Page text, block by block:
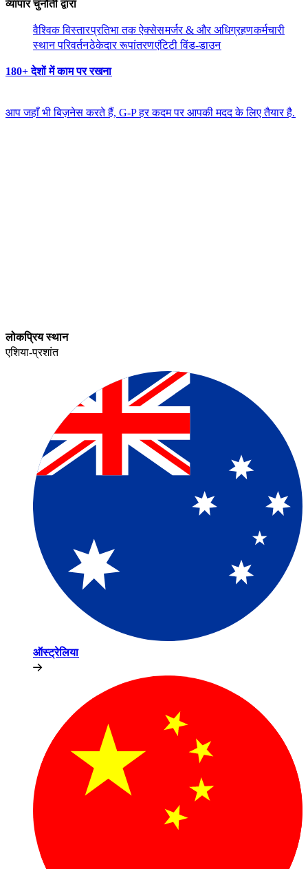
व्यापार चुनौती द्वारा​​
वैश्विक विस्तार​​प्रतिभा तक ऐक्सेस​​मर्जर & और अधिग्रहण​​कर्मचारी
स्थान परिवर्तन​​ठेकेदार रूपांतरण​​एंटिटी विंड-डाउन​​
180+ देशों में काम पर रखना​​
आप जहाँ भी बिज़नेस करते हैं, G-P हर कदम पर आपकी मदद के लिए तैयार है.​​
लोकप्रिय स्थान​​
एशिया-प्रशांत​​
ऑस्ट्रेलिया​​